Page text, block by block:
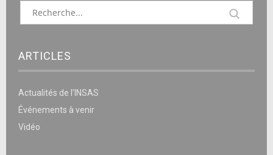
ARTICLES
Actualités de l’INSAS
Événements à venir
Vidéo